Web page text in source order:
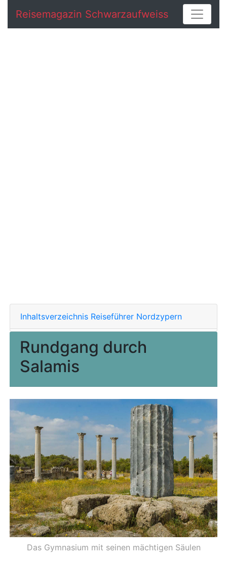
Reisemagazin Schwarzaufweiss
Inhaltsverzeichnis Reiseführer Nordzypern
Rundgang durch
Salamis
Das Gymnasium mit seinen mächtigen Säulen